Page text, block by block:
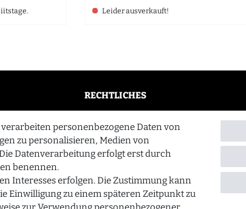
Leider ausverkauft!
RECHTLICHES
Widerrufsrecht
Datenschutzerklärung
personenbezogene Daten von
zu personalisieren, Medien von
Datenverarbeitung erfolgt erst durch
benennen.
Interesses erfolgen. Die Zustimmung kann
Einwilligung zu einem späteren Zeitpunkt zu